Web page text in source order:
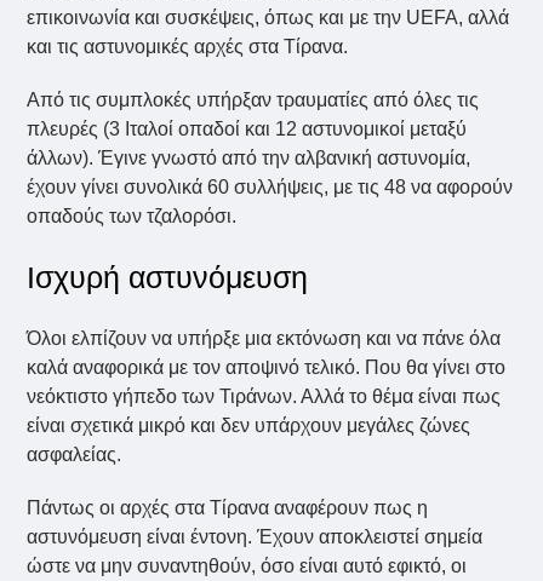
επικοινωνία και συσκέψεις, όπως και με την UEFA, αλλά
και τις αστυνομικές αρχές στα Τίρανα.
Από τις συμπλοκές υπήρξαν τραυματίες από όλες τις
πλευρές (3 Ιταλοί οπαδοί και 12 αστυνομικοί μεταξύ
άλλων). Έγινε γνωστό από την αλβανική αστυνομία,
έχουν γίνει συνολικά 60 συλλήψεις, με τις 48 να αφορούν
οπαδούς των τζαλορόσι.
Ισχυρή αστυνόμευση
Όλοι ελπίζουν να υπήρξε μια εκτόνωση και να πάνε όλα
καλά αναφορικά με τον αποψινό τελικό. Που θα γίνει στο
νεόκτιστο γήπεδο των Τιράνων. Αλλά το θέμα είναι πως
είναι σχετικά μικρό και δεν υπάρχουν μεγάλες ζώνες
ασφαλείας.
Πάντως οι αρχές στα Τίρανα αναφέρουν πως η
αστυνόμευση είναι έντονη. Έχουν αποκλειστεί σημεία
ώστε να μην συναντηθούν, όσο είναι αυτό εφικτό, οι